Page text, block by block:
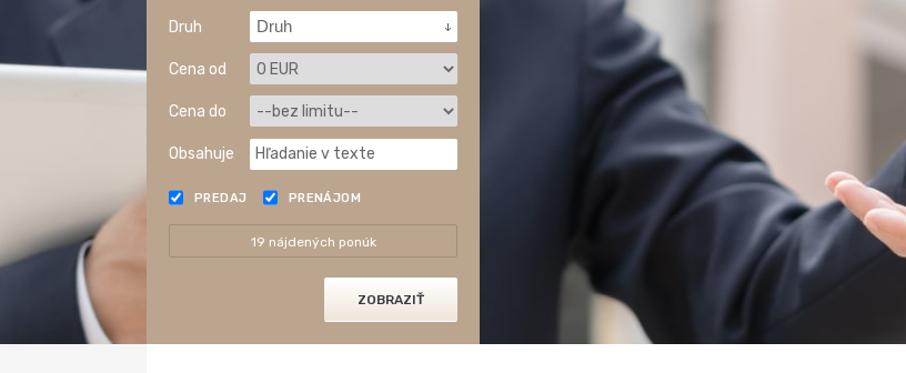
Druh Druh
Cena od
Cena do
Obsahuje
PREDAJ PRENÁJOM
19 nájdených ponúk